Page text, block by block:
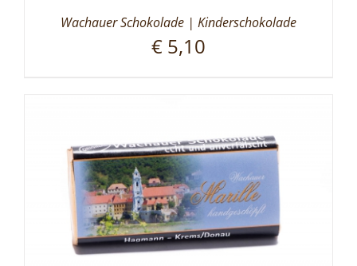
Wachauer Schokolade | Kinderschokolade
€ 5,10